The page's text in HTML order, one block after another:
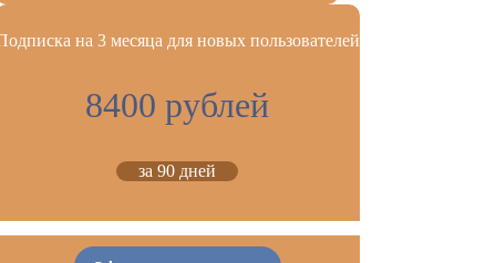
на 3 месяца для новых пользователей
8400 рублей
за 90 дней